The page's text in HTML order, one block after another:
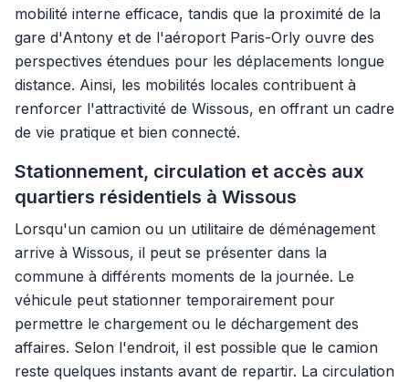
mobilité interne efficace, tandis que la proximité de la
gare d'Antony et de l'aéroport Paris-Orly ouvre des
perspectives étendues pour les déplacements longue
distance. Ainsi, les mobilités locales contribuent à
renforcer l'attractivité de Wissous, en offrant un cadre
de vie pratique et bien connecté.
Stationnement, circulation et accès aux
quartiers résidentiels à Wissous
Lorsqu'un camion ou un utilitaire de déménagement
arrive à Wissous, il peut se présenter dans la
commune à différents moments de la journée. Le
véhicule peut stationner temporairement pour
permettre le chargement ou le déchargement des
affaires. Selon l'endroit, il est possible que le camion
reste quelques instants avant de repartir. La circulation